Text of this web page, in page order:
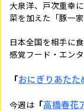
大泉洋、戸次重幸
菜を加えた「豚一
日本全国を相手に
感覚フード・エン
「おにぎりあたた
今週は 「高橋春花